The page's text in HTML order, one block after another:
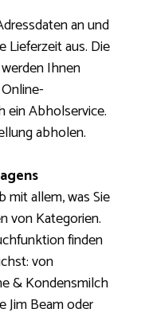
an und
Lieferzeit aus. Die
Ihnen
ein Abholservice.
abholen.
mit allem, was Sie
von Kategorien.
finden
von
& Kondensmilch
Jim Beam oder